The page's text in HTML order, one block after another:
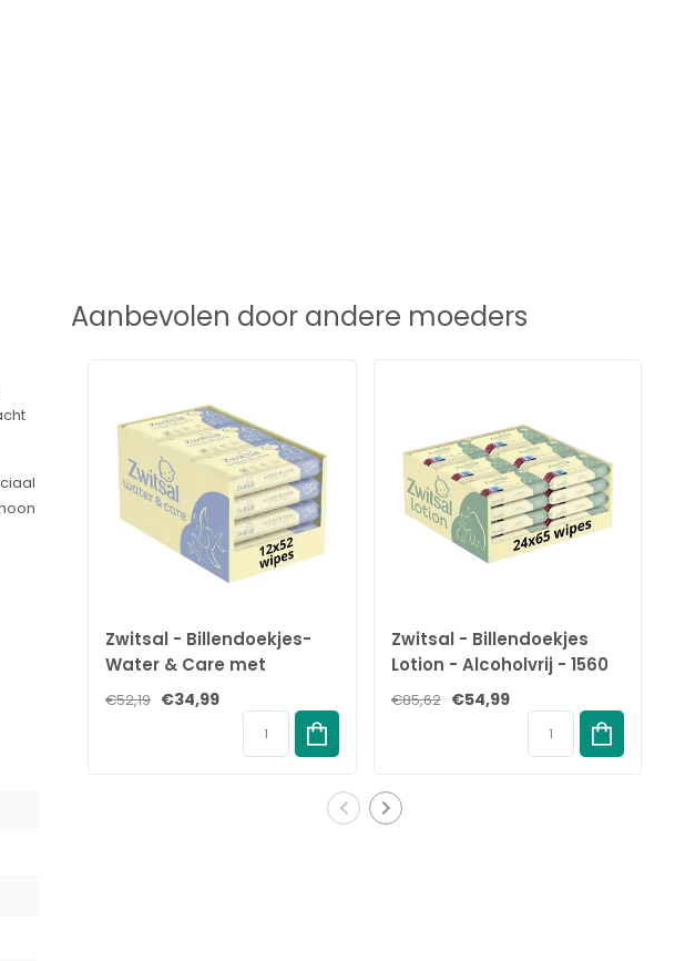
Aanbevolen door andere moeders
Zwitsal - Billendoekjes-
Water & Care met
Zwitsalgeur - 624
babydoekjes - 12 x 52
€52,19 €34,99
Zwitsal - Billendoekjes
Lotion - Alcoholvrij - 1560
Babydoekjes - 24 x 65 -
€85,62 €54,99